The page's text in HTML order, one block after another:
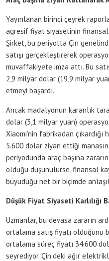
Yayınlanan birinci çeyrek
agresif fiyat siyasetinin
Şirket, bu periyotta Çin
satışı gerçekleştirerek
muvaffakiyete imza attı. Bu
2,9 milyar dolar (19,9 milyar
etmeyi başardı.
Ancak madalyonun karanlık
dolar (3,1 milyar yuan)
Xiaomi’nin fabrikadan
5.600 dolar ziyan ettiği
periyodunda araç başına
olduğu düşünülürse, finansal
büyüdüğü net bir biçimde
Düşük Fiyat Siyaseti Karlılığı
Uzmanlar, bu devasa zararın
ortalama satış fiyatı olduğunu
ortalama süreç fiyatı 34.600
seyrediyor. Çin’deki ağır